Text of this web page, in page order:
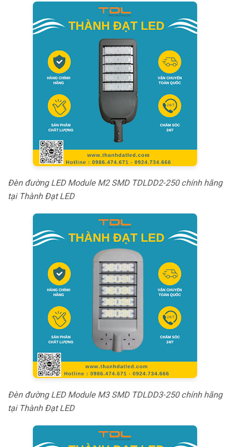
Đèn đường LED Module M2 SMD TDLDD2-250 chính hãng
tại Thành Đạt LED
Đèn đường LED Module M3 SMD TDLDD3-250 chính hãng
tại Thành Đạt LED